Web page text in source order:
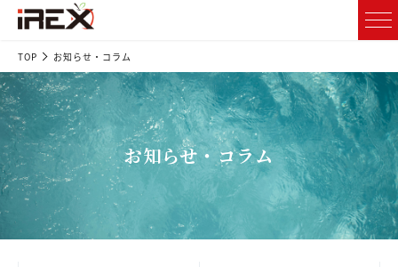
TOP お知らせ・コラム
お知らせ・コラム